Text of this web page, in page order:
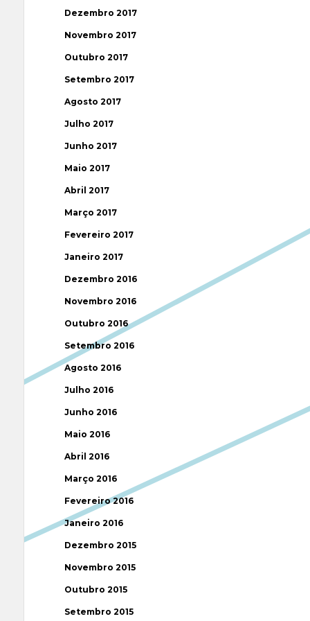
Dezembro 2017
Novembro 2017
Outubro 2017
Setembro 2017
Agosto 2017
Julho 2017
Junho 2017
Maio 2017
Abril 2017
Março 2017
Fevereiro 2017
Janeiro 2017
Dezembro 2016
Novembro 2016
Outubro 2016
Setembro 2016
Agosto 2016
Julho 2016
Junho 2016
Maio 2016
Abril 2016
Março 2016
Fevereiro 2016
Janeiro 2016
Dezembro 2015
Novembro 2015
Outubro 2015
Setembro 2015